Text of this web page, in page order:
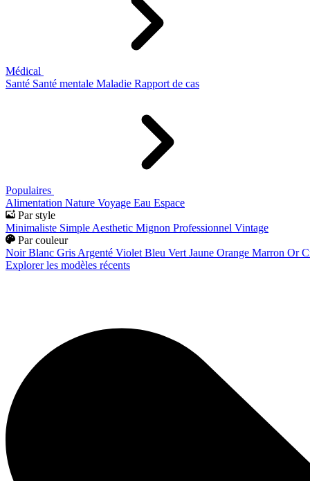
Médical
Santé Santé mentale Maladie Rapport de cas
Populaires
Alimentation Nature Voyage Eau Espace
Par style
Minimaliste Simple Aesthetic Mignon Professionnel Vintage
Par couleur
Noir Blanc Gris Argenté Violet Bleu Vert Jaune Orange Marron Or
Explorer les modèles récents